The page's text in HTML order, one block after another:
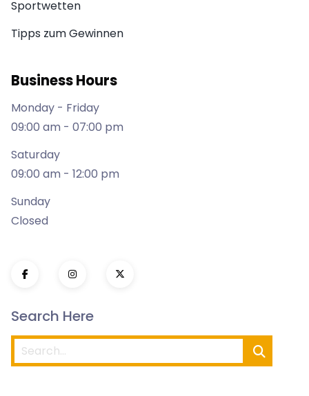
Sportwetten
Tipps zum Gewinnen
Business Hours
Monday - Friday
09:00 am - 07:00 pm
Saturday
09:00 am - 12:00 pm
Sunday
Closed
Search Here